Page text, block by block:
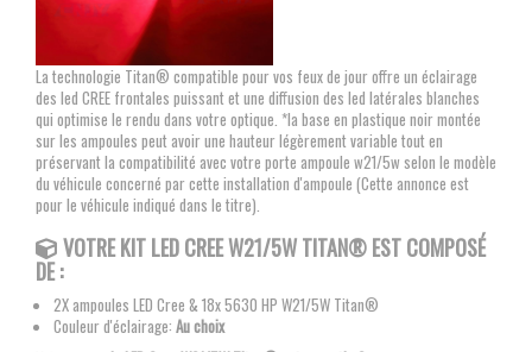
La technologie Titan® compatible pour vos feux de jour offre un éclairage
des led CREE frontales puissant et une diffusion des led latérales blanches
qui optimise le rendu dans votre optique. *la base en plastique noir montée
sur les ampoules peut avoir une hauteur légèrement variable tout en
préservant la compatibilité avec votre porte ampoule w21/5w selon le modèle
du véhicule concerné par cette installation d'ampoule (Cette annonce est
pour le véhicule indiqué dans le titre).
VOTRE KITLED CREE W21/5W TITAN®EST COMPOSÉ
DE :
2X ampoules LED Cree & 18x 5630 HP W21/5W Titan®
Couleur d'éclairage: Au choix